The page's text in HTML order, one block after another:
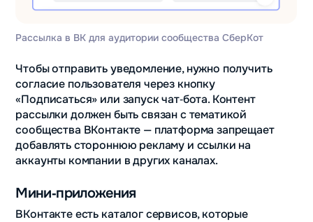
Рассылка в ВК для аудитории сообщества СберКот
Чтобы отправить уведомление, нужно получить
согласие пользователя через кнопку
«Подписаться» или запуск чат‑бота. Контент
рассылки должен быть связан с тематикой
сообщества ВКонтакте — платформа запрещает
добавлять стороннюю рекламу и ссылки на
аккаунты компании в других каналах.
Мини‑приложения
ВКонтакте есть каталог сервисов, которые